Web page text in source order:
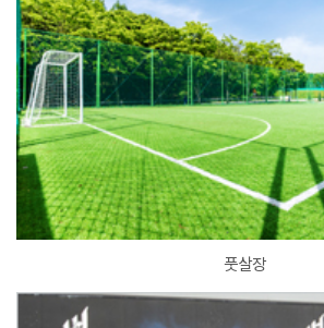
풋살장